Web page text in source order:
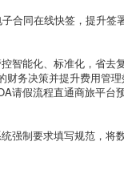
合同在线快签，提升签
智能化、标准化，省去
务决策并提升费用管理
请假流程直通商旅平台
强制要求填写规范，